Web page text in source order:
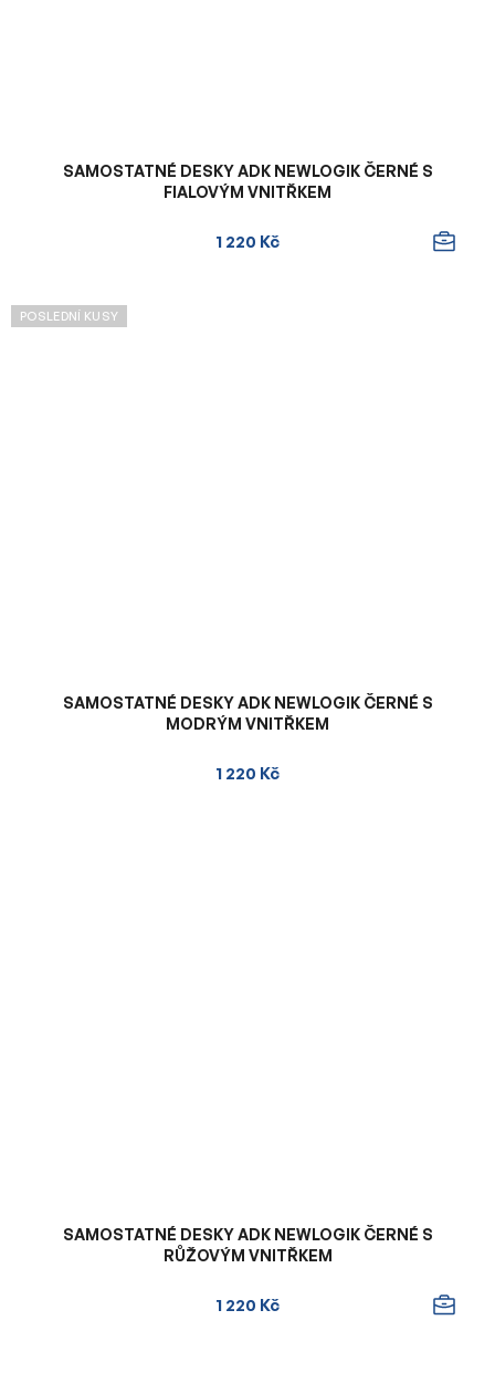
SAMOSTATNÉ DESKY ADK NEWLOGIK ČERNÉ S
FIALOVÝM VNITŘKEM
1 220 Kč
POSLEDNÍ KUSY
SAMOSTATNÉ DESKY ADK NEWLOGIK ČERNÉ S
MODRÝM VNITŘKEM
1 220 Kč
SAMOSTATNÉ DESKY ADK NEWLOGIK ČERNÉ S
RŮŽOVÝM VNITŘKEM
1 220 Kč